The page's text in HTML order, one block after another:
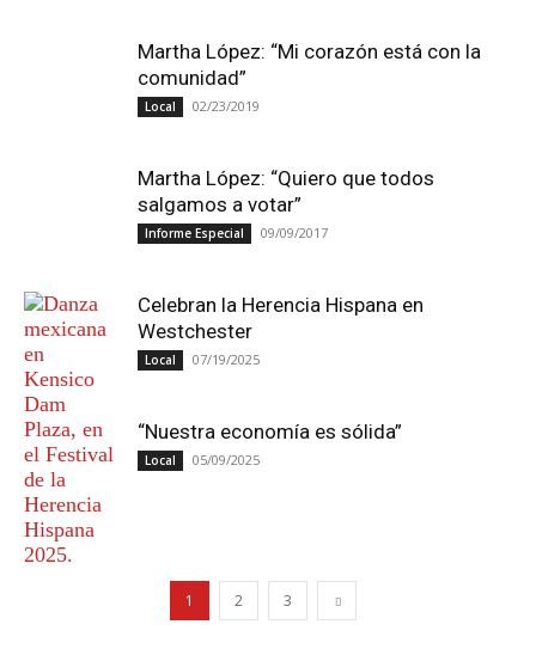
Martha López: “Mi corazón está con la
comunidad”
Local 02/23/2019
Martha López: “Quiero que todos
salgamos a votar”
Informe Especial 09/09/2017
Celebran la Herencia Hispana en
Westchester
Local 07/19/2025
“Nuestra economía es sólida”
Local 05/09/2025
1 2 3